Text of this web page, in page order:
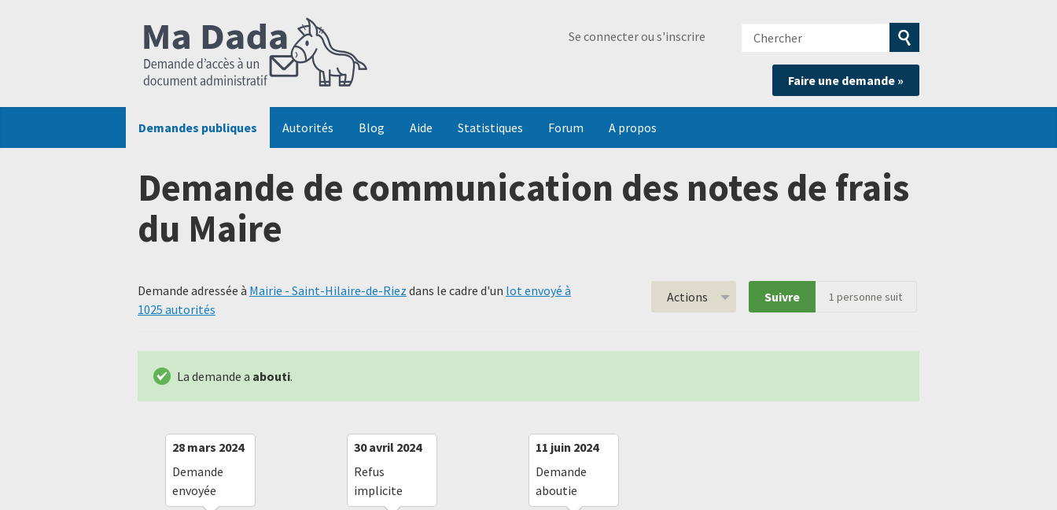
Se connecter ou s'inscrire
Chercher
Soumettre
la
recherche
Faire une demande »
Demandes publiques Autorités Blog Aide Statistiques Forum A propos
Demande de communication des notes de frais
du Maire
Demande adressée à Mairie - Saint-Hilaire-de-Riez dans le cadre d'un lot envoyé à
1025 autorités
Actions Suivre 1 personne suit
La demande a abouti.
28 mars 2024
Demande
envoyée
30 avril 2024
Refus
implicite
11 juin 2024
Demande
aboutie